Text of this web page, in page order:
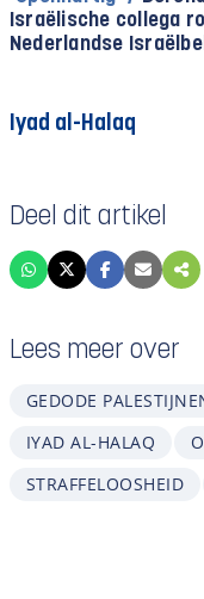
Israëlische collega
Nederlandse
Iyad al-Halaq
Deel dit artikel
Lees meer over
GEDODE
IYAD AL-HALAQ
STRAFFELOOSHEID